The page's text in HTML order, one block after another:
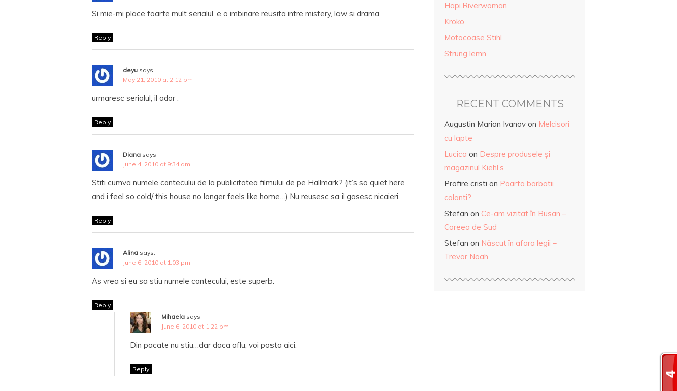
Si mie-mi place foarte mult serialul, e o imbinare reusita intre mistery, law si drama.
Reply
deyu says:
May 21, 2010 at 2:12 pm
urmaresc serialul, il ador .
Reply
Diana says:
June 4, 2010 at 9:34 am
Stiti cumva numele cantecului de la publicitatea filmului de pe Hallmark? (it’s so quiet here
and i feel so cold/ this house no longer feels like home…) Nu reusesc sa il gasesc nicaieri.
Reply
Alina says:
June 6, 2010 at 1:03 pm
As vrea si eu sa stiu numele cantecului, este superb.
Reply
Mihaela says:
June 6, 2010 at 1:22 pm
Din pacate nu stiu…dar daca aflu, voi posta aici.
Reply
Hapi.Riverwoman
Kroko
Motocoase Stihl
Strung lemn
RECENT COMMENTS
Augustin Marian Ivanov on Melcisori
cu lapte
Lucica on Despre produsele și
magazinul Kiehl’s
Profire cristi on Poarta barbatii
colanti?
Stefan on Ce-am vizitat în Busan –
Coreea de Sud
Stefan on Născut în afara legii –
Trevor Noah